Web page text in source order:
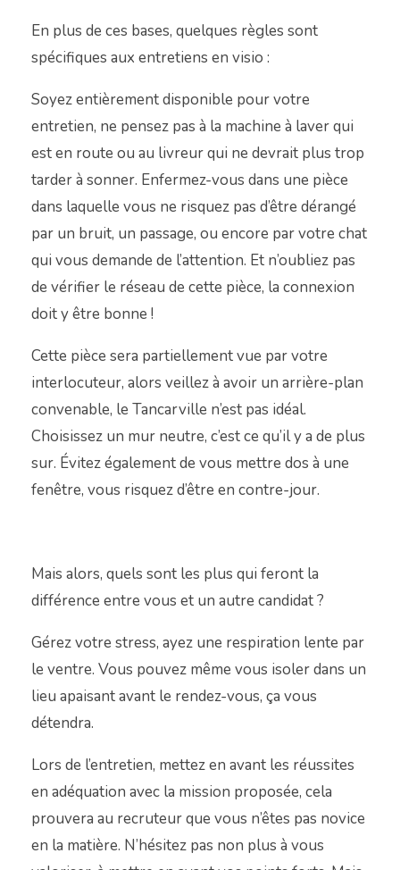
En plus de ces bases, quelques règles sont
spécifiques aux entretiens en visio :
Soyez entièrement disponible pour votre
entretien, ne pensez pas à la machine à laver qui
est en route ou au livreur qui ne devrait plus trop
tarder à sonner. Enfermez-vous dans une pièce
dans laquelle vous ne risquez pas d’être dérangé
par un bruit, un passage, ou encore par votre chat
qui vous demande de l’attention. Et n’oubliez pas
de vérifier le réseau de cette pièce, la connexion
doit y être bonne !
Cette pièce sera partiellement vue par votre
interlocuteur, alors veillez à avoir un arrière-plan
convenable, le Tancarville n’est pas idéal.
Choisissez un mur neutre, c’est ce qu’il y a de plus
sur. Évitez également de vous mettre dos à une
fenêtre, vous risquez d’être en contre-jour.
Mais alors, quels sont les plus qui feront la
différence entre vous et un autre candidat ?
Gérez votre stress, ayez une respiration lente par
le ventre. Vous pouvez même vous isoler dans un
lieu apaisant avant le rendez-vous, ça vous
détendra.
Lors de l’entretien, mettez en avant les réussites
en adéquation avec la mission proposée, cela
prouvera au recruteur que vous n’êtes pas novice
en la matière. N’hésitez pas non plus à vous